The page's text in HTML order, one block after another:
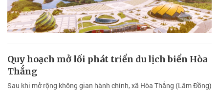
Quy hoạch mở lối phát triển du lịch biển Hòa
Thắng
Sau khi mở rộng không gian hành chính, xã Hòa Thắng (Lâm Đồng)